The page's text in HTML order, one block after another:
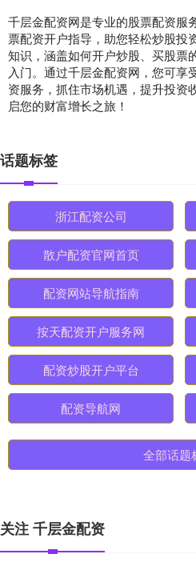
千层金配资网是专业的股票配资服
票配资开户指导，助您轻松炒股投
知识，涵盖如何开户炒股、买股票
入门。通过千层金配资网，您可享
资服务，抓住市场机遇，提升投资
启您的财富增长之旅！
话题标签
浙江配资公司
散户配资官网首页
配资网站导航指南
按天配资开户服务网
配资炒股开户平台
配资导航网
全部话题
关注 千层金配资